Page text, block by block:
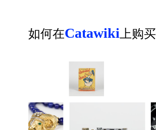
如何在Catawiki上购买